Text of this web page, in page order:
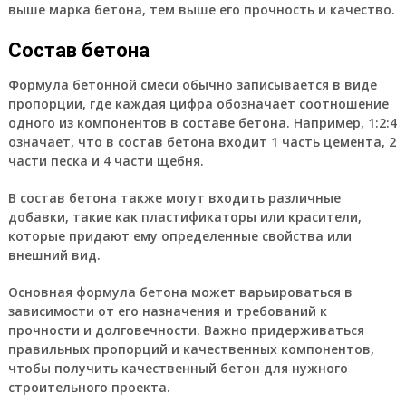
выше марка бетона, тем выше его прочность и качество.
Состав бетона
Формула бетонной смеси обычно записывается в виде
пропорции, где каждая цифра обозначает соотношение
одного из компонентов в составе бетона. Например, 1:2:4
означает, что в состав бетона входит 1 часть цемента, 2
части песка и 4 части щебня.
В состав бетона также могут входить различные
добавки, такие как пластификаторы или красители,
которые придают ему определенные свойства или
внешний вид.
Основная формула бетона может варьироваться в
зависимости от его назначения и требований к
прочности и долговечности. Важно придерживаться
правильных пропорций и качественных компонентов,
чтобы получить качественный бетон для нужного
строительного проекта.